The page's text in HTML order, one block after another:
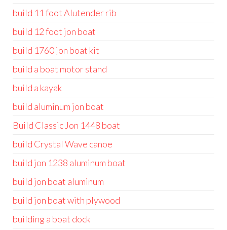
build 11 foot Alutender rib
build 12 foot jon boat
build 1760 jon boat kit
build a boat motor stand
build a kayak
build aluminum jon boat
Build Classic Jon 1448 boat
build Crystal Wave canoe
build jon 1238 aluminum boat
build jon boat aluminum
build jon boat with plywood
building a boat dock